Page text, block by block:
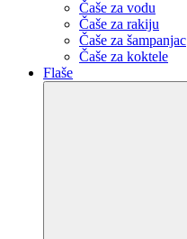
Čaše za vodu
Čaše za rakiju
Čaše za šampanjac
Čaše za koktele
Flaše